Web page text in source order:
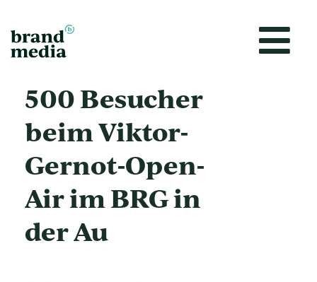
Inhalt
springen
500 Besucher
beim Viktor-
Gernot-Open-
Air im BRG in
der Au